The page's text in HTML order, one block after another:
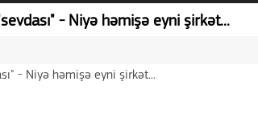
- Niyə həmişə eyni şirkət...